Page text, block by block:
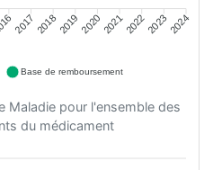
2017 2018201920202021202220232024
Base de remboursement
Maladie pour l'ensemble des
du médicament